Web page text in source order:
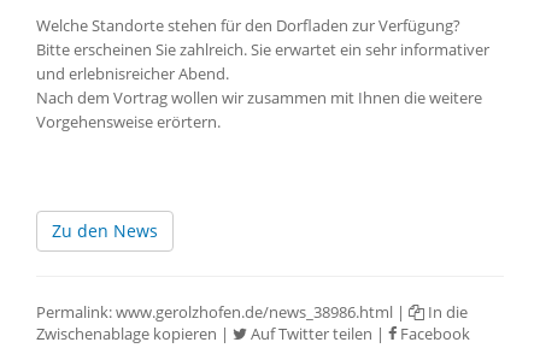
Welche Standorte stehen für den Dorfladen zur Verfügung?
Bitte erscheinen Sie zahlreich. Sie erwartet ein sehr informativer
und erlebnisreicher Abend.
Nach dem Vortrag wollen wir zusammen mit Ihnen die weitere
Vorgehensweise erörtern.
Zu den News
Permalink:www.gerolzhofen.de/news_38986.html |
In die
Zwischenablage kopieren | Auf Twitter teilen | Facebook